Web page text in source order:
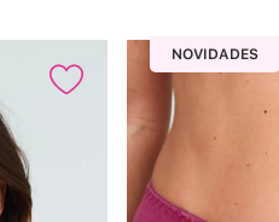
NOVIDADES